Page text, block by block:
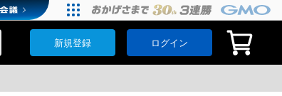
新規登録 ログイン